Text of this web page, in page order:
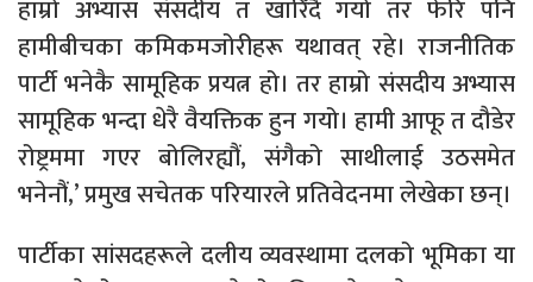
हाम्रो अभ्यास संसदीय त खारिँदै गयो तर फेरि पनि
हामीबीचका कमिकमजोरीहरू यथावत् रहे। राजनीतिक
पार्टी भनेकै सामूहिक प्रयत्न हो। तर हाम्रो संसदीय अभ्यास
सामूहिक भन्दा धेरै वैयक्तिक हुन गयो। हामी आफू त दौडेर
रोष्ट्रममा गएर बोलिरह्यौं, संगैको साथीलाई उठसमेत
भनेनौं,’ प्रमुख सचेतक परियारले प्रतिवेदनमा लेखेका छन्।
पार्टीका सांसदहरूले दलीय व्यवस्थामा दलको भूमिका या